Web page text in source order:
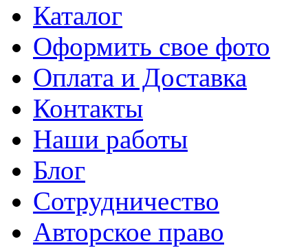
Каталог
Оформить свое фото
Оплата и Доставка
Контакты
Наши работы
Блог
Сотрудничество
Авторское право